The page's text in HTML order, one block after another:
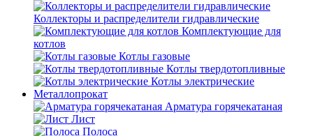
Коллекторы и распределители гидравлические
Комплектующие для
котлов
Котлы газовые
Котлы твердотопливные
Котлы электрические
Металлопрокат
Арматура горячекатаная
Лист
Полоса